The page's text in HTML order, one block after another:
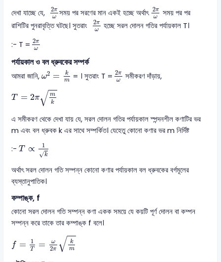
দেখা যাচ্ছে যে, 2π
ω
2πসময় পর সরণের মান একই হচ্ছে অর্থাৎ 2π
ω
2π সময় পর পর
রাশিটির পুনরাবৃত্তি ঘটছে। সুতরাং
2π
ω
2π ω
হচ্ছে সরল দোলন গতির পর্যায়কাল T।
:- T = 2π
ω
2π
পর্যায়কাল ও বল ধ্রুবকের সম্পর্ক
আমরা জানি,ω2 =
k
m
ω2= m
= । সুতরাং T = 2π
ω
2π ω
সমীকরণ দাঁড়ায়,
T = 2π√ m
k
k
এ সমীকরণ থেকে দেখা যায় যে, সরল দোলন গতির পর্যায়কাল স্পন্দনশীল কণাটির ভর
m এবং বল ধ্রুবক k এর সাথে সম্পর্কিত। যেহেতু কোনো কণার ভর m নির্দিষ্ট
:-T ∝
1
√k
T∝
অর্থাৎ সরল দোলন গতি সম্পন্ন কোনো কণার পর্যায়কাল বল ধ্রুবকের বর্গমূলের
ব্যস্তানুপাতিক।
কম্পাঙ্ক, f
কোনো সরল দোলন গতি সম্পন্ন কণা একক সময়ে যে কয়টি পূর্ণ দোলন বা কম্পন
সম্পন্ন করে তাকে তার কম্পাঙ্ক f বলে।
f = 1
T = ω
2π √ k
m
m